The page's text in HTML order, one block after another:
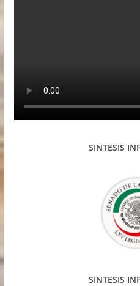
SINTESIS
SINTESIS